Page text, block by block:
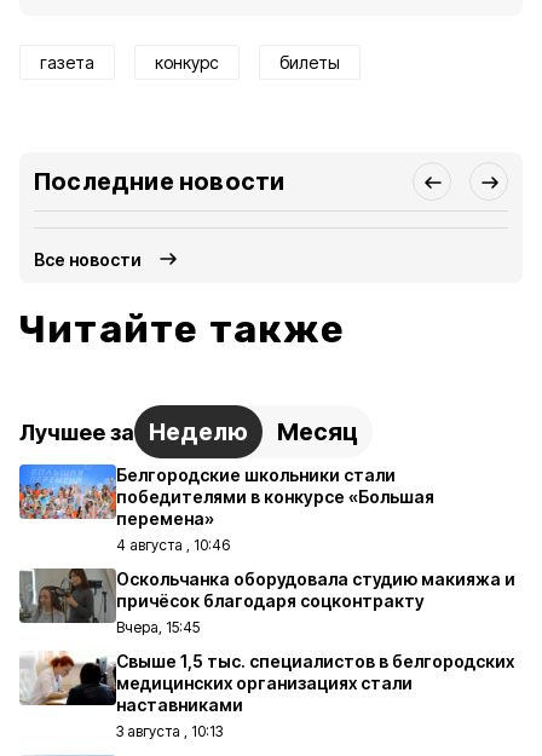
газета конкурс билеты
Последние новости
Все новости
Читайте также
Лучшее за Неделю Месяц
Белгородские школьники стали
победителями в конкурсе «Большая
перемена»
4 августа , 10:46
Оскольчанка оборудовала студию макияжа и
причёсок благодаря соцконтракту
Вчера, 15:45
Свыше 1,5 тыс. специалистов в белгородских
медицинских организациях стали
наставниками
3 августа , 10:13